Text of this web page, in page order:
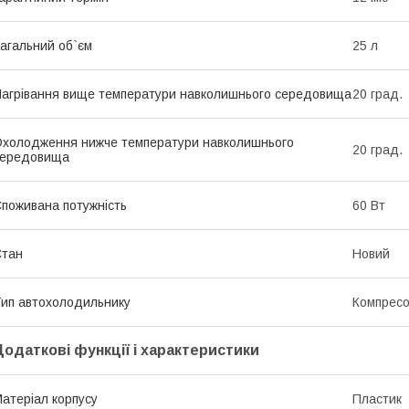
об`єм 25 л
вище температури навколишнього середовища20 град.
нижче температури навколишнього
20 град.
потужність 60 Вт
Новий
автохолодильнику
функції і характеристики
корпусу Пластик